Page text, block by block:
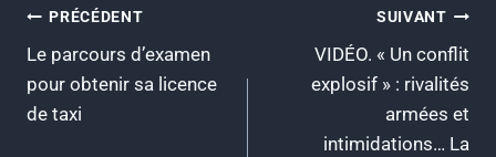
Navigation
de
l’article
PRÉCÉDENT
Le parcours d’examen
pour obtenir sa licence
de taxi
SUIVANT
VIDÉO. « Un conflit
explosif » : rivalités
armées et
intimidations… La